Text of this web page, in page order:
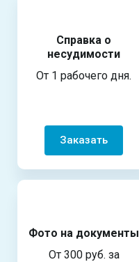
Справка о
несудимости
От 1 рабочего дня.
Заказать
Фото на документы
От 300 руб. за